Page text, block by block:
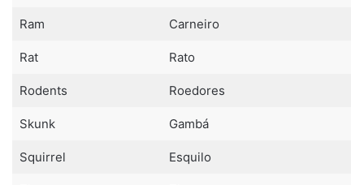
Ram Carneiro
Rat Rato
Rodents Roedores
Skunk Gambá
Squirrel Esquilo